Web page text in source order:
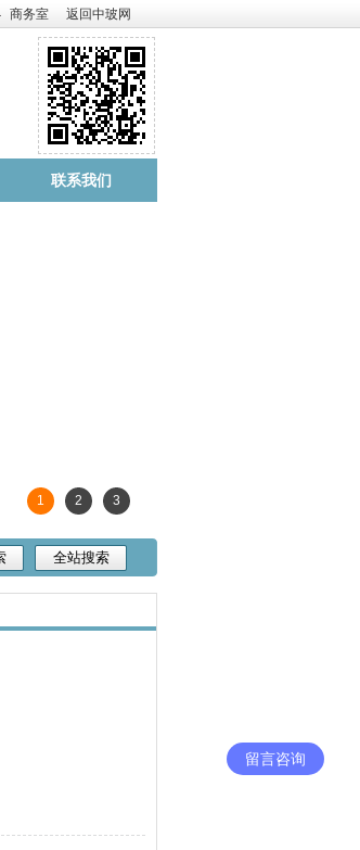
商务室 返回中玻网
联系我们
1 2 3
留言咨询